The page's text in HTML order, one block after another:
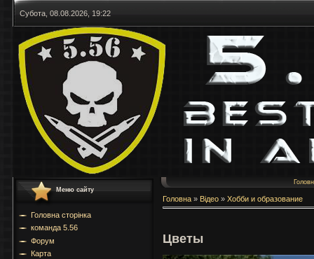
Субота, 08.08.2026, 19:22
Меню сайту
Головна сторінка
команда 5.56
Форум
Карта
Головна » Відео » Хобби и образование
Цветы